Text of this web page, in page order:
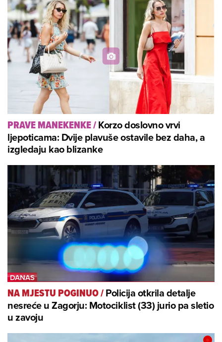
PRAVE MANEKENKE/Korzo doslovno vrvi
ljepoticama: Dvije plavuše ostavile bez daha, a
izgledaju kao blizanke
NA MJESTU POGINUO/Policija otkrila detalje
nesreće u Zagorju: Motociklist (33) jurio pa sletio
u zavoju